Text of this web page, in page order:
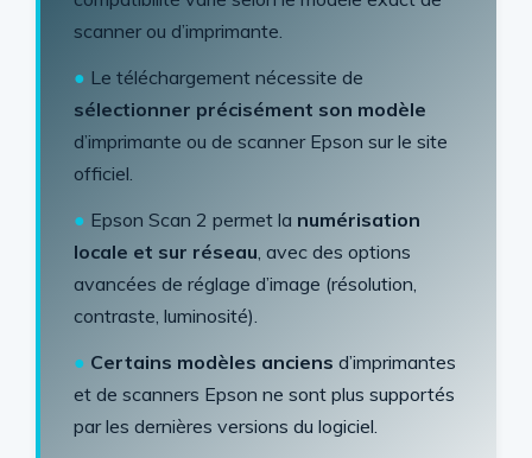
scanner ou d’imprimante.
● Le téléchargement nécessite de
sélectionner précisément son modèle
d’imprimante ou de scanner Epson sur le site
officiel.
● Epson Scan 2 permet la numérisation
locale et sur réseau, avec des options
avancées de réglage d’image (résolution,
contraste, luminosité).
● Certains modèles anciens d’imprimantes
et de scanners Epson ne sont plus supportés
par les dernières versions du logiciel.